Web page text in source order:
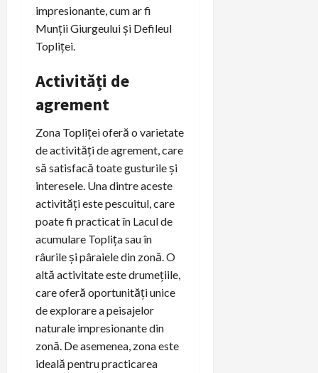
impresionante, cum ar fi
Munții Giurgeului și Defileul
Topliței.
Activități de
agrement
Zona Topliței oferă o varietate
de activități de agrement, care
să satisfacă toate gusturile și
interesele. Una dintre aceste
activități este pescuitul, care
poate fi practicat în Lacul de
acumulare Toplița sau în
râurile și pâraiele din zonă. O
altă activitate este drumețiile,
care oferă oportunități unice
de explorare a peisajelor
naturale impresionante din
zonă. De asemenea, zona este
ideală pentru practicarea